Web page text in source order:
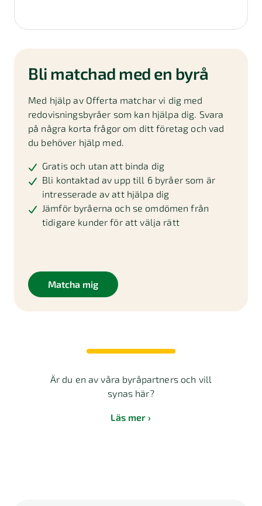
Bli matchad med en byrå
Med hjälp av Offerta matchar vi dig med
redovisningsbyråer som kan hjälpa dig. Svara
på några korta frågor om ditt företag och vad
du behöver hjälp med.
Gratis och utan att binda dig
Bli kontaktad av upp till 6 byråer som är
intresserade av att hjälpa dig
Jämför byråerna och se omdömen från
tidigare kunder för att välja rätt
Matcha mig
Är du en av våra byråpartners och vill
synas här?
Läs mer